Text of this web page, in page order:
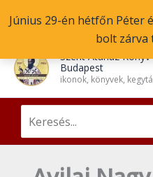
Június 29-én hétfőn Péter
bolt zárva
to
Szent Atanáz
Budapest
ikonok, könyvek,
for: